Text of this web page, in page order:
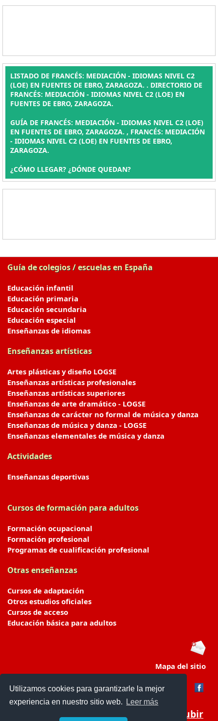
Utilizamos cookies para garantizarle la mejor
experiencia en nuestro sitio web.
Leer más
LISTADO DE FRANCÉS: MEDIACIÓN - IDIOMAS NIVEL C2
(LOE) EN FUENTES DE EBRO, ZARAGOZA. . DIRECTORIO DE
FRANCÉS: MEDIACIÓN - IDIOMAS NIVEL C2 (LOE) EN
FUENTES DE EBRO, ZARAGOZA.
GUÍA DE FRANCÉS: MEDIACIÓN - IDIOMAS NIVEL C2 (LOE)
EN FUENTES DE EBRO, ZARAGOZA. , FRANCÉS: MEDIACIÓN
- IDIOMAS NIVEL C2 (LOE) EN FUENTES DE EBRO,
ZARAGOZA.
¿CÓMO LLEGAR? ¿DÓNDE QUEDAN?
Guía de colegios / escuelas en España
Educación infantil
Educación primaria
Educación secundaria
Educación especial
Enseñanzas de idiomas
Enseñanzas artísticas
Artes plásticas y diseño LOGSE
Enseñanzas artísticas profesionales
Enseñanzas artísticas superiores
Enseñanzas de arte dramático - LOGSE
Enseñanzas de carácter no formal de música y danza
Enseñanzas de música y danza - LOGSE
Enseñanzas elementales de música y danza
Actividades
Enseñanzas deportivas
Cursos de formación para adultos
Formación ocupacional
Formación profesional
Programas de cualificación profesional
Otras enseñanzas
Cursos de adaptación
Otros estudios oficiales
Cursos de acceso
Educación básica para adultos
Mapa del sitio
Subir